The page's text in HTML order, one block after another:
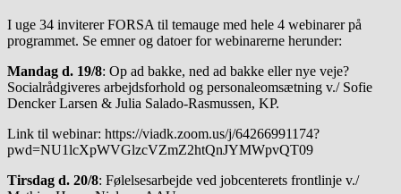
I uge 34 inviterer FORSA til temauge med hele 4 webinarer på
programmet. Se emner og datoer for webinarerne herunder:
Mandag d. 19/8: Op ad bakke, ned ad bakke eller nye veje?
Socialrådgiveres arbejdsforhold og personaleomsætning v./ Sofie
Dencker Larsen & Julia Salado-Rasmussen, KP.
Link til webinar: https://viadk.zoom.us/j/64266991174?
pwd=NU1lcXpWVGlzcVZmZ2htQnJYMWpvQT09
Tirsdag d. 20/8: Følelsesarbejde ved jobcenterets frontlinje v./